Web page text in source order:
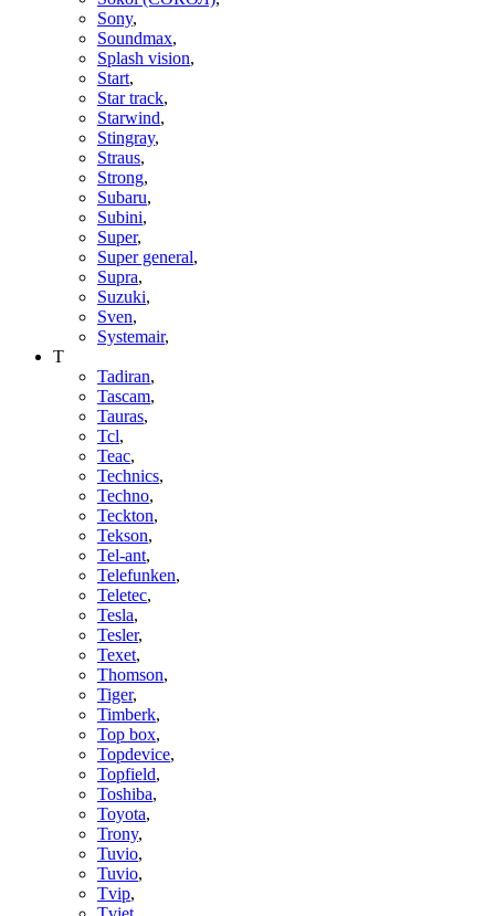
Sony,
Soundmax,
Splash vision,
Start,
Star track,
Starwind,
Stingray,
Straus,
Strong,
Subaru,
Subini,
Super,
Super general,
Supra,
Suzuki,
Sven,
Systemair,
T
Tadiran,
Tascam,
Tauras,
Tcl,
Teac,
Technics,
Techno,
Teckton,
Tekson,
Tel-ant,
Telefunken,
Teletec,
Tesla,
Tesler,
Texet,
Thomson,
Tiger,
Timberk,
Top box,
Topdevice,
Topfield,
Toshiba,
Toyota,
Trony,
Tuvio,
Tuvio,
Tvip,